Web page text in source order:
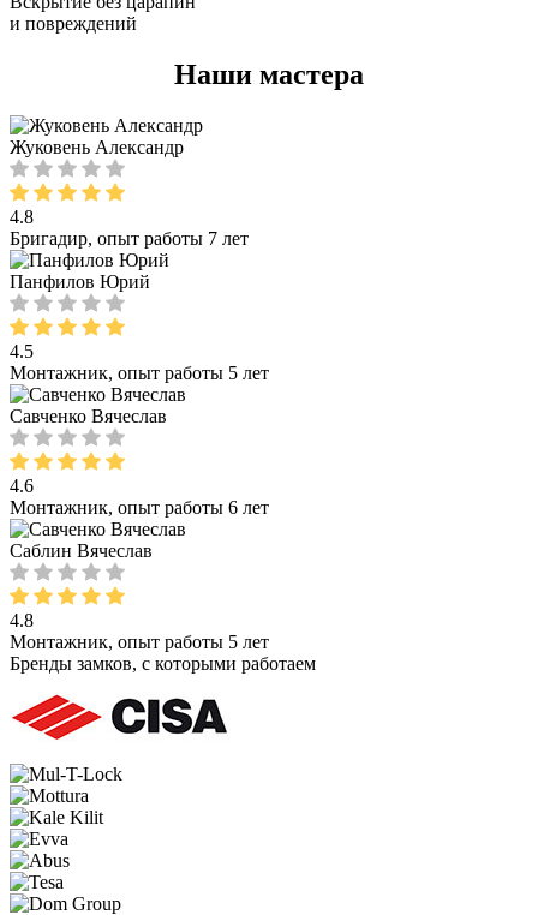
и повреждений
Наши мастера
Жуковень Александр
4.8
Бригадир, опыт работы 7 лет
Панфилов Юрий
4.5
Монтажник, опыт работы 5 лет
Савченко Вячеслав
4.6
Монтажник, опыт работы 6 лет
Саблин Вячеслав
4.8
Монтажник, опыт работы 5 лет
Бренды замков, с которыми работаем